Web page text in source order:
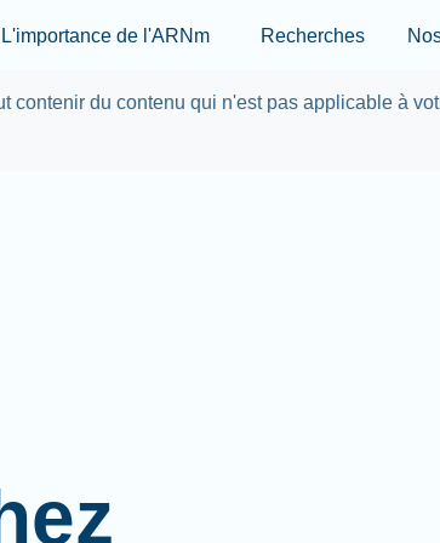
Skip to main
L'importance de l'ARNm Recherches
contenir du contenu qui n'est pas applicable à